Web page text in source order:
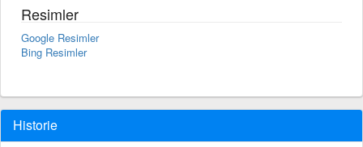
Resimler
Google Resimler
Bing Resimler
Historie